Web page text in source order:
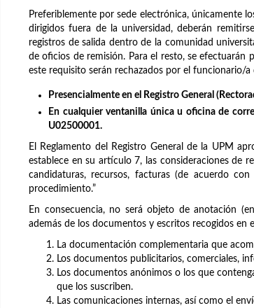
Preferiblemente por sede electrónica, únicamente
dirigidos fuera de la universidad, deberán
registros de salida dentro de la comunidad
de oficios de remisión. Para el resto, se
este requisito serán rechazados por el funcionario/a
Presencialmente en el Registro General
En cualquier ventanilla única u oficina de
U02500001.
El Reglamento del Registro General de la UPM
establece en su artículo 7, las consideraciones de
candidaturas, recursos, facturas (de acuerdo
procedimiento.”
En consecuencia, no será objeto de anotación
además de los documentos y escritos recogidos en
La documentación complementaria que
Los documentos publicitarios, comerciales,
Los documentos anónimos o los que
que los suscriben.
Las comunicaciones internas, así como el